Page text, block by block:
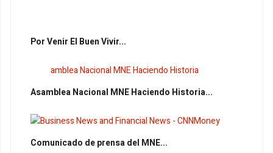
Por Venir El Buen Vivir...
Asamblea Nacional MNE Haciendo Historia...
Comunicado de prensa del MNE...